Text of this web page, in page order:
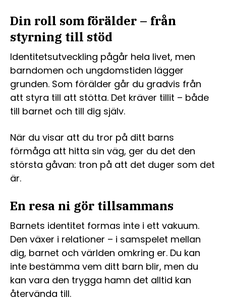
Din roll som förälder – från
styrning till stöd
Identitetsutveckling pågår hela livet, men
barndomen och ungdomstiden lägger
grunden. Som förälder går du gradvis från
att styra till att stötta. Det kräver tillit – både
till barnet och till dig själv.
När du visar att du tror på ditt barns
förmåga att hitta sin väg, ger du det den
största gåvan: tron på att det duger som det
är.
En resa ni gör tillsammans
Barnets identitet formas inte i ett vakuum.
Den växer i relationer – i samspelet mellan
dig, barnet och världen omkring er. Du kan
inte bestämma vem ditt barn blir, men du
kan vara den trygga hamn det alltid kan
återvända till.